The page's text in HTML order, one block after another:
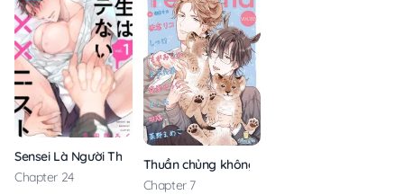
Sensei Là Người Thích Chơi Mông
Chapter 24
Thuần chủng không rung động
Chapter 7